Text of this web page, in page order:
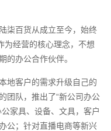
柒百货从成立至今，始终
为经营的核心理念，不想
的办公合作伙伴。
地客户的需求升级自己的
团队，推出了“新公司办公
家具、设备、文具，客户
公；针对直播电商等新兴